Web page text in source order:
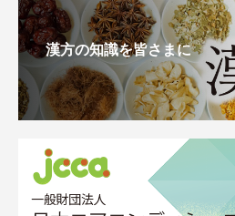
漢方の知識を皆さまに